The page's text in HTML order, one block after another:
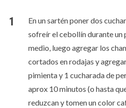
En un sartén poner dos
sofreír el cebollín durante un
medio, luego agregar los
cortados en rodajas y
pimienta y 1 cucharada de
aprox 10 minutos (o hasta
reduzcan y tomen un color